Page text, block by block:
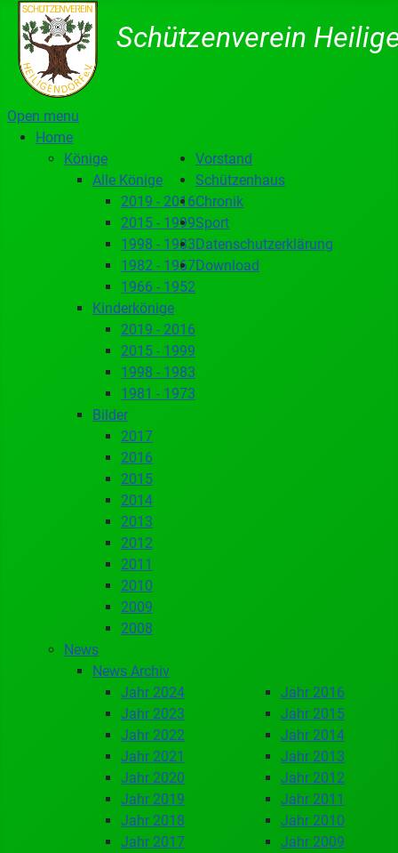
Schützenverein
Open menu
Home
Könige
Alle Könige
2019 - 2016
2015 - 1999
1998 - 1983
1982 - 1967
1966 - 1952
Kinderkönige
2019 - 2016
2015 - 1999
1998 - 1983
1981 - 1973
Bilder
2017
2016
2015
2014
2013
2012
2011
2010
2009
2008
News
News Archiv
Jahr 2024
Jahr 2023
Jahr 2022
Jahr 2021
Jahr 2020
Jahr 2019
Jahr 2018
Jahr 2017
Jahr 2016
Jahr 2015
Jahr 2014
Jahr 2013
Jahr 2012
Jahr 2011
Jahr 2010
Jahr 2009
Vorstand
Schützenhaus
Chronik
Sport
Datenschutzerklärung
Download